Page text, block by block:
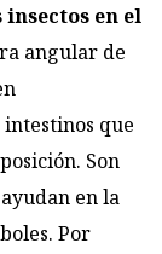
en el
angular de
que
Son
en la
Por